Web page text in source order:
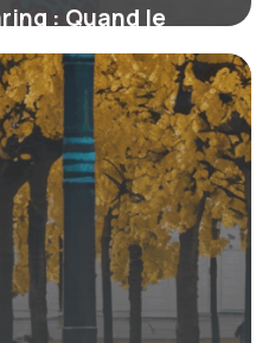
: Quand le
le design pop